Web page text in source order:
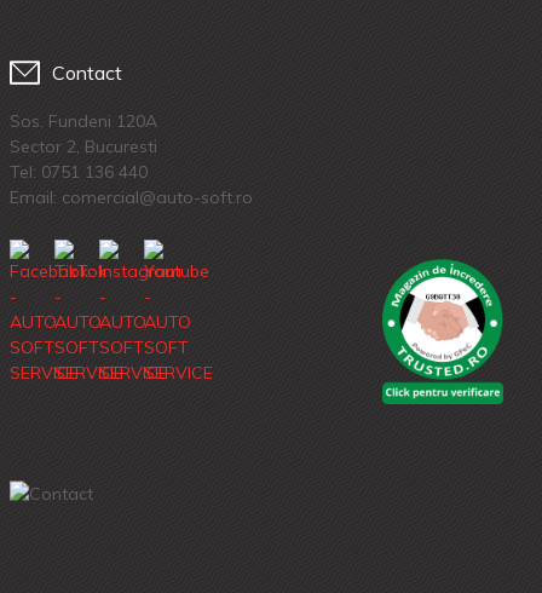
Contact
Sos. Fundeni 120A
Sector 2, Bucuresti
Tel: 0751 136 440
Email: comercial@auto-soft.ro